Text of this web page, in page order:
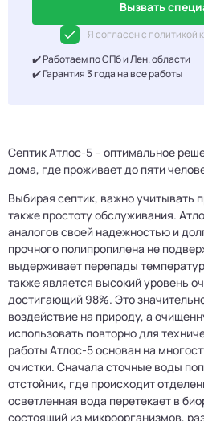
Вызвать
Я согласен с политикой
✔️ Работаем по СПб и Лен. области
✔️ Гарантия 3 года на все работы
Септик Атлос-5 – оптимальное
дома, где проживает до пяти
Выбирая септик, важно учитывать
также простоту обслуживания.
аналогов своей надежностью и
прочного полипропилена не
выдерживает перепады
также является высокий уровень
достигающий 98%. Это
воздействие на природу, а
использовать повторно для
работы Атлос-5 основан на
очистки. Сначала сточные воды
отстойник, где происходит
осветленная вода перетекает в
состоящий из микроорганизмов,